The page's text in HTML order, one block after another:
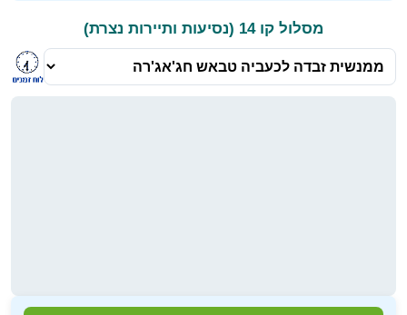
מסלול קו 14 (נסיעות ותיירות נצרת)